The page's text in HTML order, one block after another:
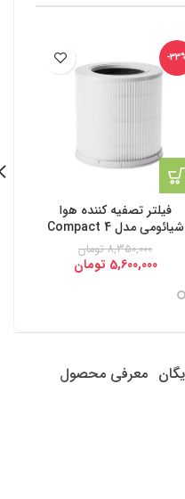
-
فیلتر تصفیه کننده هوا
شیائومی مدل 4 Compact
8,350,000 تومان
5,600,000 تومان
معرفی محصول